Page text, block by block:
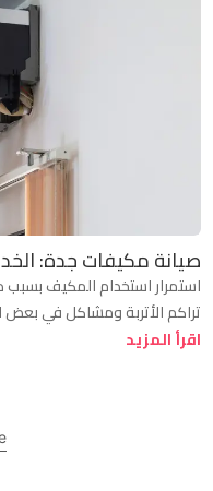
صيانة مكيفات جدة:
استمرار استخدام المكيف
تراكم الأتربة ومشاكل في بعض
اقرأ المزيد